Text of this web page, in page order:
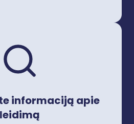
informaciją apie
leidimą